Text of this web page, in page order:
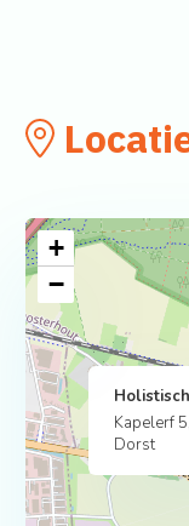
Kapelerf 5,
Dorst
+
−